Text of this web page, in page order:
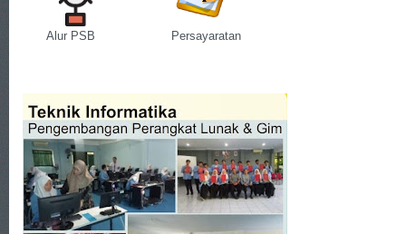
Alur PSB Persayaratan